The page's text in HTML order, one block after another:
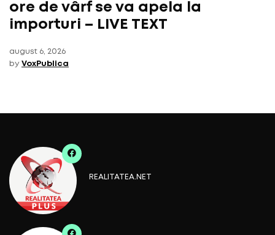
ore de vârf se va apela la
importuri – LIVE TEXT
august 6, 2026
by VoxPublica
REALITATEA.NET